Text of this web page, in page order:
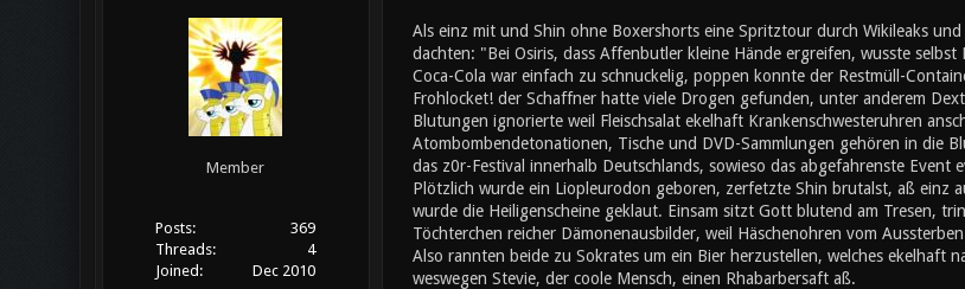
Member
Posts:
369
Threads:
4
Joined:
Dec 2010
Als einz mit und Shin ohne Boxershorts eine Spritztour durch Wikileaks
dachten: "Bei Osiris, dass Affenbutler kleine Hände ergreifen, wusste selbst
Coca-Cola war einfach zu schnuckelig, poppen konnte der Restmüll-
Frohlocket! der Schaffner hatte viele Drogen gefunden, unter anderem
Blutungen ignorierte weil Fleischsalat ekelhaft Krankenschwesteruhren
Atombombendetonationen, Tische und DVD-Sammlungen gehören in die
das z0r-Festival innerhalb Deutschlands, sowieso das abgefahrenste Event
Plötzlich wurde ein Liopleurodon geboren, zerfetzte Shin brutalst, aß einz
wurde die Heiligenscheine geklaut. Einsam sitzt Gott blutend am Tresen,
Töchterchen reicher Dämonenausbilder, weil Häschenohren vom
Also rannten beide zu Sokrates um ein Bier herzustellen, welches ekelhaft
weswegen Stevie, der coole Mensch, einen Rhabarbersaft aß.